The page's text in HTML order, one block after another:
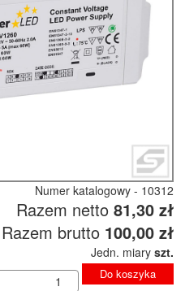
Numer katalogowy - 10312
Razem netto 81,30 zł
Razem brutto 100,00 zł
Jedn. miary szt.
Do koszyka